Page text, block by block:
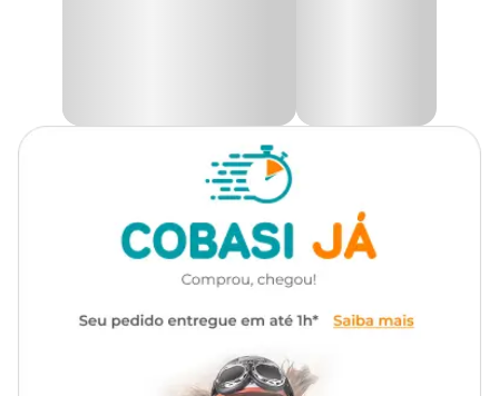
Sementes de Berinjela Comprida Roxa Tradicional
pelo site, app ou em uma de nossas lojas.
Como plantar
solto, sem a presença de torrões.
de 10%.
Para plantio de vasos, use substrato e adicione 5g de adubo por